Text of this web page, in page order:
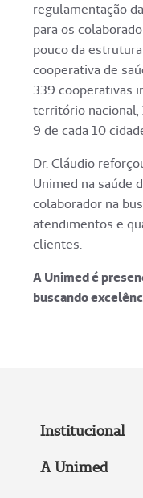
regulamentação
para os
pouco da
cooperativa de
339 cooperativas
território
9 de cada 10
Dr. Cláudio
Unimed na saúde
colaborador na
atendimentos e
clientes.
A Unimed é
buscando
Institucional
A Unimed